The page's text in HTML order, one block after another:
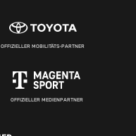
OFFIZIELLER MOBILITÄTS-PARTNER
OFFIZIELLER MEDIENPARTNER